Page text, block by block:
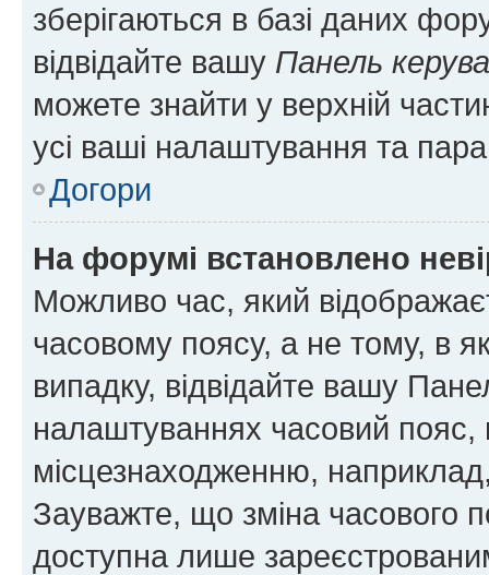
зберігаються в базі даних
відвідайте вашу Панель
можете знайти у верхній
усі ваші налаштування та
Догори
На форумі встановлено
Можливо час, який
часовому поясу, а не тому, в
випадку, відвідайте вашу
налаштуваннях часовий пояс,
місцезнаходженню,
Зауважте, що зміна часового
доступна лише